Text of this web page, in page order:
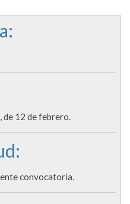
12 de febrero.
convocatoria.